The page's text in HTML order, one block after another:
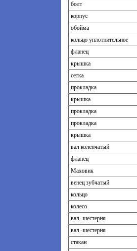
болт
корпус
обойма
кольцо уплотнительное
фланец
крышка
сетка
прокладка
крышка
прокладка
прокладка
крышка
вал коленчатый
фланец
Маховик
венец зубчатый
кольцо
колесо
вал -шестерня
вал -шестерня
стакан